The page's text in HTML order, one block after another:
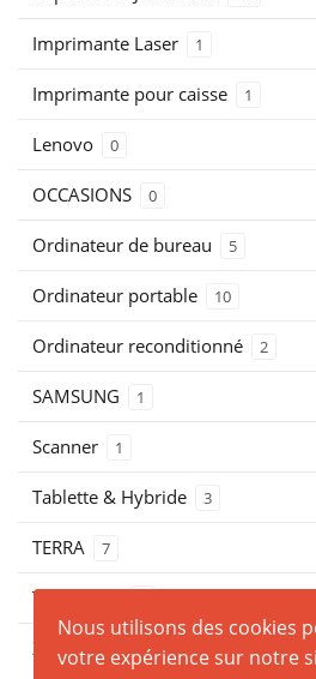
Imprimante Laser 1
Imprimante pour caisse 1
Lenovo 0
OCCASIONS 0
Ordinateur de bureau 5
Ordinateur portable 10
Ordinateur reconditionné 2
SAMSUNG 1
Scanner 1
Tablette & Hybride 3
TERRA 7
THOSHIBA
ZEBRA
Nous utilisons des cookies
votre expérience sur notre